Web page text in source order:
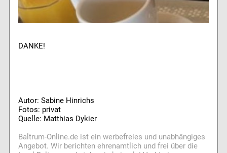
DANKE!
Autor: Sabine Hinrichs
Fotos: privat
Quelle: Matthias Dykier
Baltrum-Online.de ist ein werbefreies und unabhängiges
Angebot. Wir berichten ehrenamtlich und frei über die